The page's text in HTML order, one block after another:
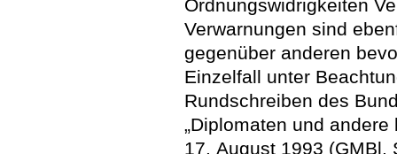
Ordnungswidrigkeiten
Verwarnungen sind
gegenüber anderen
Einzelfall unter
Rundschreiben des
„Diplomaten und
17. August 1993 (GMBl.